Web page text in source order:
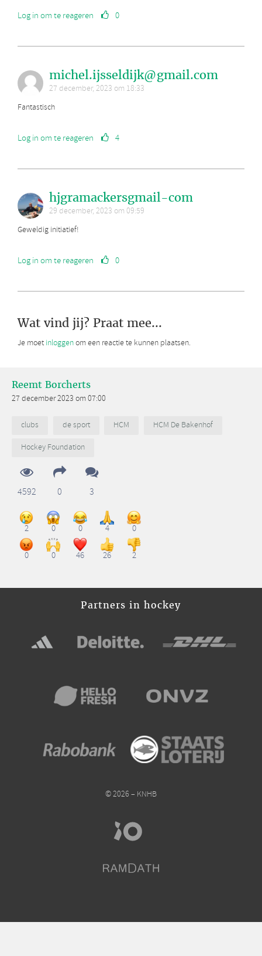
Log in om te reageren 0
michel.ijsseldijk@gmail.com
27 december, 2023 om 18:33
Fantastisch
Log in om te reageren 4
hjgramackersgmail-com
29 december, 2023 om 09:59
Geweldig initiatief!
Log in om te reageren 0
Wat vind jij? Praat mee...
Je moet inloggenom een reactie te kunnen plaatsen.
Reemt Borcherts
27 december 2023 om 07:00
clubs de sport HCM
HCM De Bakenhof
Hockey Foundation
4592 0 3
2 0 0 4 0
0 0 46 26 2
Partners in hockey
© 2026 – KNHB